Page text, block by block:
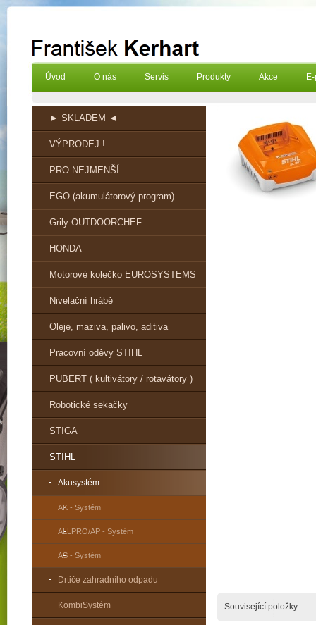
Úvod O nás Servis Produkty Akce
► SKLADEM ◄
VÝPRODEJ !
PRO NEJMENŠÍ
EGO (akumulátorový program)
Grily OUTDOORCHEF
HONDA
Motorové kolečko EUROSYSTEMS
Nivelační hrábě
Oleje, maziva, palivo, aditiva
Pracovní oděvy STIHL
PUBERT ( kultivátory / rotavátory )
Robotické sekačky
STIGA
STIHL
Akusystém
AK - Systém
ALLPRO/AP - Systém
AS - Systém
Drtiče zahradního odpadu
KombiSystém Související položky: